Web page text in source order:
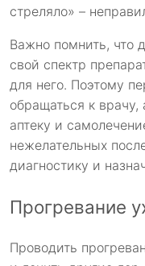
стреляло» –
Важно помнить, что
свой спектр
для него. Поэтому
обращаться к
аптеку и
нежелательных
диагностику и
Прогревание
Проводить